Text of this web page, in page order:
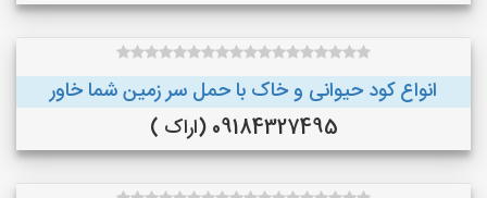
انواع کود حیوانی و خاک با حمل سر زمین شما خاور
09184327495 (اراک )